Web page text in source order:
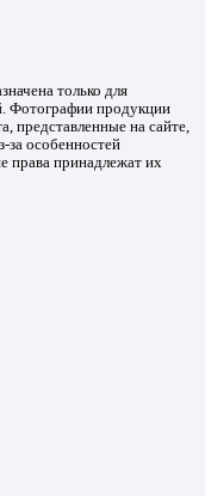
только для
Фотографии продукции
представленные на сайте,
за особенностей
права принадлежат их